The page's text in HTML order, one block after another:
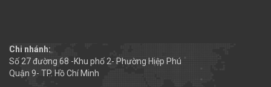
Chi nhánh:
Số 27 đường 68 -Khu phố 2- Phường Hiệp Phú
Quận 9- TP. Hồ Chí Minh